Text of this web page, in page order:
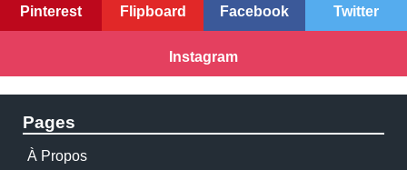
Pinterest Flipboard Facebook Twitter
Instagram
Pages
À Propos